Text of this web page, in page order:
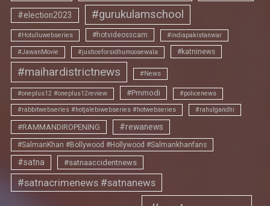
#election2023 #gurukulamschool
#Hotulluwebseries #hotvideosscam #indiapakistanwar
#JawanMovie #justiceforsidhumoosewala #katninews
#maihardistrictnews #News
#oneplus12 #oneplus12review #Pmmodi #policenews
#rabbitwebseries #hotjalebiwebseries #hotwebseries #rahulgandhi
#RAMMANDIROPENING #rewanews
#SalmanKhan #Bollywood #Hollywood #Salmankhanfans
#satna #satnaaccidentnews
#satnacrimenews #satnanews